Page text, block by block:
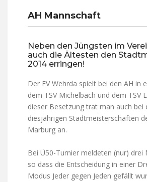
AH Mannschaft
Neben den Jüngsten im
auch die Ältesten den
2014 erringen!
Der FV Wehrda spielt bei den AH in
dem TSV Michelbach und dem TSV
dieser Besetzung trat man auch bei
diesjährigen Stadtmeisterschaften
Marburg an.
Bei Ü50-Turnier meldeten (nur) drei
so dass die Entscheidung in einer
Modus Jeder gegen Jeden gefällt